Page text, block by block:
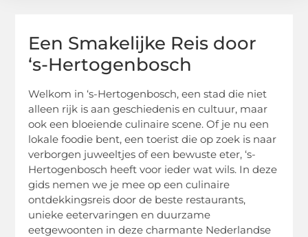
Een Smakelijke Reis door
‘s-Hertogenbosch
Welkom in ‘s-Hertogenbosch, een stad die niet
alleen rijk is aan geschiedenis en cultuur, maar
ook een bloeiende culinaire scene. Of je nu een
lokale foodie bent, een toerist die op zoek is naar
verborgen juweeltjes of een bewuste eter, ‘s-
Hertogenbosch heeft voor ieder wat wils. In deze
gids nemen we je mee op een culinaire
ontdekkingsreis door de beste restaurants,
unieke eetervaringen en duurzame
eetgewoonten in deze charmante Nederlandse